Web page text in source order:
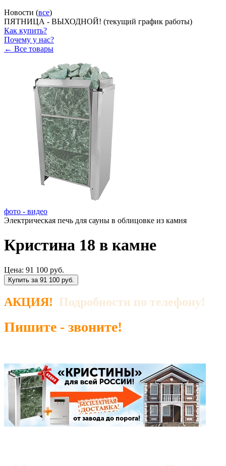
Новости (все)
ПЯТНИЦА - ВЫХОДНОЙ! (текущий график работы)
Как купить?
Почему у нас?
← Все товары
фото - видео
Электрическая печь для сауны в облицовке из камня
Кристина 18 в камне
Цена: 91 100 руб.
Купить за 91 100 руб.
АКЦИЯ! Подробности по телефону!
Пишите - звоните!